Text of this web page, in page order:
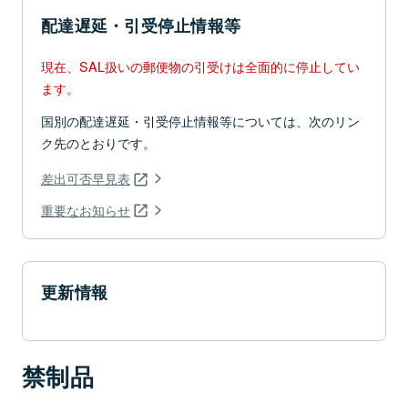
配達遅延・引受停止情報等
現在、SAL扱いの郵便物の引受けは全面的に停止してい
ます。
国別の配達遅延・引受停止情報等については、次のリン
ク先のとおりです。
差出可否早見表
重要なお知らせ
更新情報
禁制品